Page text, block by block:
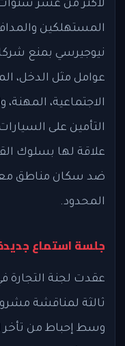
لأكثر من عشر
المستهلكين
نيوجيرسي بمنع
عوامل مثل الدخل،
الاجتماعية،
التأمين على
علاقة لها بسلوك
ضد سكان مناطق
المحدود.
جلسة استماع
عقدت لجنة
وسط إحباط من تأخر